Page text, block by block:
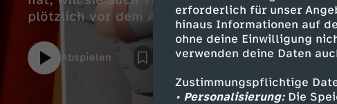
erforderlich für unser
hinaus Informationen auf
ohne deine Einwilligung
verwenden deine Daten
Zustimmungspflichtige
• Personalisierung:Die
plötzlich vor dem Altar!
Abspielen